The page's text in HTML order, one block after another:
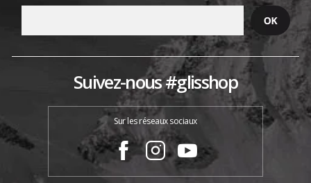
Suivez-nous #glisshop
Sur les réseaux sociaux